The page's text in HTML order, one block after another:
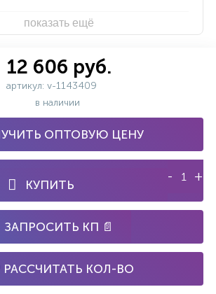
показать ещё
12 606 руб.
артикул: v-1143409
в наличии
ОПТОВУЮ ЦЕНУ
КУПИТЬ
- +
ЗАПРОСИТЬ КП 📄
РАССЧИТАТЬ КОЛ-ВО